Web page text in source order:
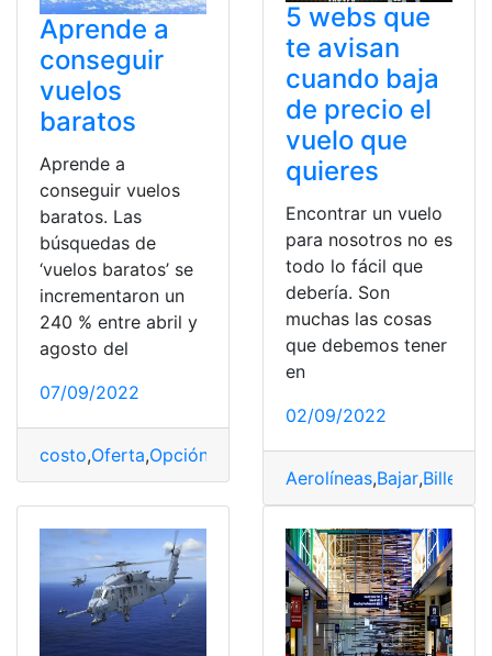
Aprende a
conseguir
vuelos
baratos
Aprende a
conseguir vuelos
baratos. Las
búsquedas de
‘vuelos baratos’ se
incrementaron un
240 % entre abril y
agosto del
07/09/2022
costo,Oferta,Opción ,vuelo
5 webs que
te avisan
cuando baja
de precio el
vuelo que
quieres
Encontrar un vuelo
para nosotros no es
todo lo fácil que
debería. Son
muchas las cosas
que debemos tener
en
02/09/2022
Aerolíneas,Bajar,Billetes